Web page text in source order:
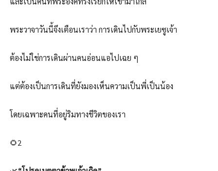
พระวาจาวันนี้จึงเตือนเราว่า การเดินไปกับพระเยซูเจ้า
ต้องไม่ใช่การเดินผ่านคนอ่อนแอไปเฉย ๆ
แต่ต้องเป็นการเดินที่ยังมองเห็นความเป็นพี่เป็นน้อง
โดยเฉพาะคนที่อยู่ริมทางชีวิตของเรา
🌻2